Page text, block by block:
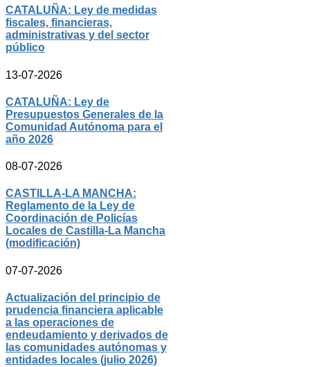
CATALUÑA: Ley de medidas
fiscales, financieras,
administrativas y del sector
público
13-07-2026
CATALUÑA: Ley de
Presupuestos Generales de la
Comunidad Autónoma para el
año 2026
08-07-2026
CASTILLA-LA MANCHA:
Reglamento de la Ley de
Coordinación de Policías
Locales de Castilla-La Mancha
(modificación)
07-07-2026
Actualización del principio de
prudencia financiera aplicable
a las operaciones de
endeudamiento y derivados de
las comunidades autónomas y
entidades locales (julio 2026)